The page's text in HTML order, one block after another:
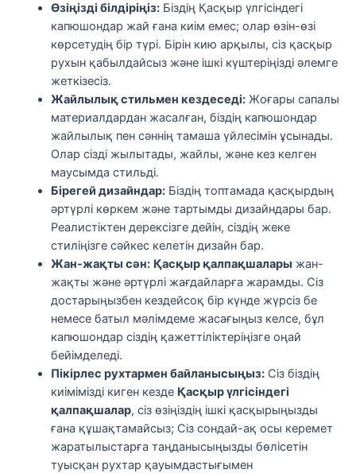
Өзіңізді білдіріңіз:Біздің Қасқыр үлгісіндегі
капюшондар жай ғана киім емес; олар өзін-өзі
көрсетудің бір түрі. Бірін кию арқылы, сіз қасқыр
рухын қабылдайсыз және ішкі күштеріңізді әлемге
жеткізесіз.
Жайлылық стильмен кездеседі:Жоғары сапалы
материалдардан жасалған, біздің капюшондар
жайлылық пен сәннің тамаша үйлесімін ұсынады.
Олар сізді жылытады, жайлы, және кез келген
маусымда стильді.
Бірегей дизайндар:Біздің топтамада қасқырдың
әртүрлі көркем және тартымды дизайндары бар.
Реалистіктен дерексізге дейін, сіздің жеке
стиліңізге сәйкес келетін дизайн бар.
Жан-жақты сән: Қасқыр қалпақшалары жан-
жақты және әртүрлі жағдайларға жарамды. Сіз
достарыңызбен кездейсоқ бір күнде жүрсіз бе
немесе батыл мәлімдеме жасағыңыз келсе, бұл
капюшондар сіздің қажеттіліктеріңізге оңай
бейімделеді.
Пікірлес рухтармен байланысыңыз:Сіз біздің
киімімізді киген кезде Қасқыр үлгісіндегі
қалпақшалар, сіз өзіңіздің ішкі қасқырыңызды
ғана құшақтамайсыз; Сіз сондай-ақ осы керемет
жаратылыстарға таңданысыңызды бөлісетін
туысқан рухтар қауымдастығымен